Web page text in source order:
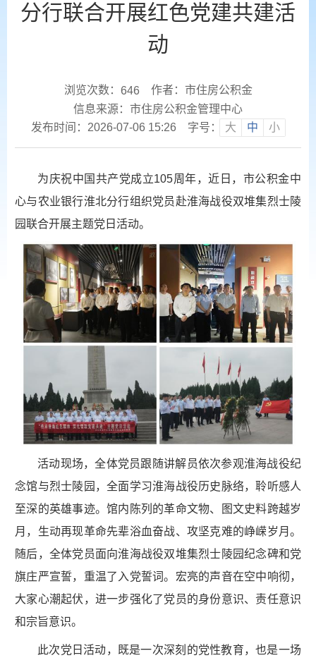
分行联合开展红色党建共建活
动
浏览次数： 646
作者：市住房公积金
信息来源：市住房公积金管理中心
发布时间：2026-07-06 15:26
字号： 大 中 小
为庆祝中国共产党成立105周年，近日，市公积金中
心与农业银行淮北分行组织党员赴淮海战役双堆集烈士陵
园联合开展主题党日活动。
活动现场，全体党员跟随讲解员依次参观淮海战役纪
念馆与烈士陵园，全面学习淮海战役历史脉络，聆听感人
至深的英雄事迹。馆内陈列的革命文物、图文史料跨越岁
月，生动再现革命先辈浴血奋战、攻坚克难的峥嵘岁月。
随后，全体党员面向淮海战役双堆集烈士陵园纪念碑和党
旗庄严宣誓，重温了入党誓词。宏亮的声音在空中响彻，
大家心潮起伏，进一步强化了党员的身份意识、责任意识
和宗旨意识。
此次党日活动，既是一次深刻的党性教育，也是一场